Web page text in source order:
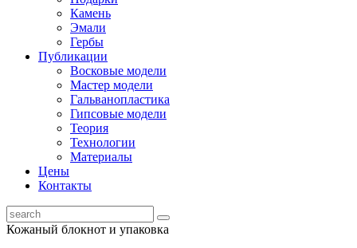
Камень
Эмали
Гербы
Публикации
Восковые модели
Мастер модели
Гальванопластика
Гипсовые модели
Теория
Технологии
Материалы
Цены
Контакты
Кожаный блокнот и упаковка